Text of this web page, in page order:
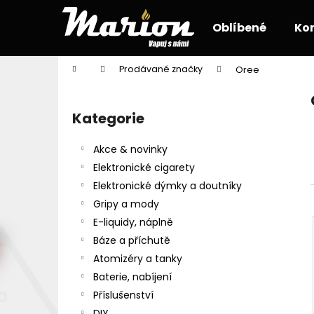
Oblíbené
Domů Prodávané značky Oree
Přeskočit
kategorie
Kategorie
Akce & novinky
Elektronické cigarety
Elektronické dýmky a doutníky
Gripy a mody
E-liquidy, náplně
Báze a příchutě
Atomizéry a tanky
Baterie, nabíjení
Příslušenství
í
Zpět
do
Zpět
do